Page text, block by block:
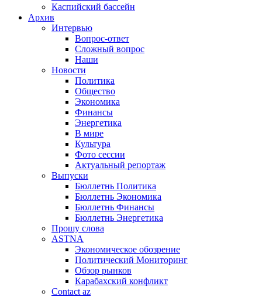
Каспийский бассейн
Архив
Интервью
Вопрос-ответ
Сложный вопрос
Наши
Новости
Политика
Общество
Экономика
Финансы
Энергетика
В мире
Культура
Фото сессии
Актуальный репортаж
Выпуски
Бюллетнь Политика
Бюллетнь Экономика
Бюллетнь Финансы
Бюллетнь Энергетика
Прошу слова
ASTNA
Экономическое обозрение
Политический Мониторинг
Обзор рынков
Карабахский конфликт
Contact az